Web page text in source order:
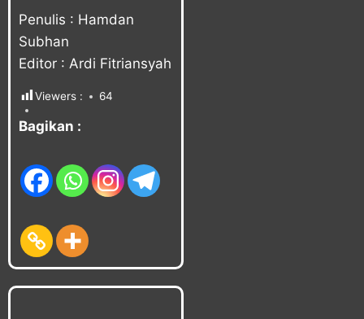
Penulis : Hamdan
Subhan
Editor : Ardi Fitriansyah
Viewers : 64
Bagikan :